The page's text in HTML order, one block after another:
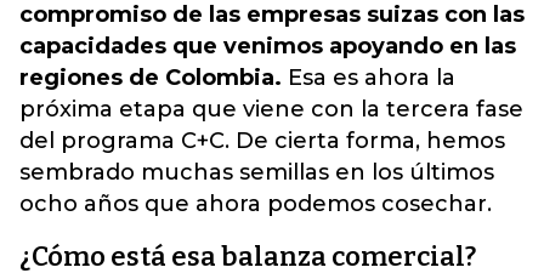
compromiso de las empresas suizas con las
capacidades que venimos apoyando en las
regiones de Colombia. Esa es ahora la
próxima etapa que viene con la tercera fase
del programa C+C. De cierta forma, hemos
sembrado muchas semillas en los últimos
ocho años que ahora podemos cosechar.
¿Cómo está esa balanza comercial?